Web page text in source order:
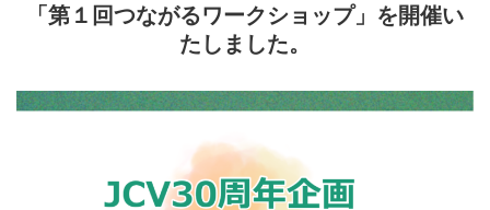
「第１回つながるワークショップ」を開催い
たしました。